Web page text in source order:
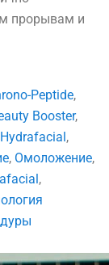
прорывам и
Peptide,
Booster,
,
, Омоложение,
,